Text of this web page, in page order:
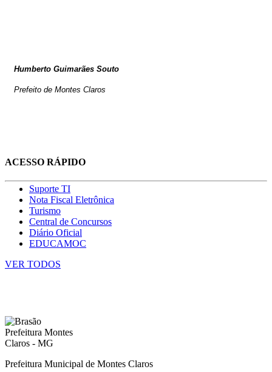
Humberto Guimarães Souto
Prefeito de Montes Claros
ACESSO RÁPIDO
Suporte TI
Nota Fiscal Eletrônica
Turismo
Central de Concursos
Diário Oficial
EDUCAMOC
VER TODOS
Prefeitura Municipal de Montes Claros